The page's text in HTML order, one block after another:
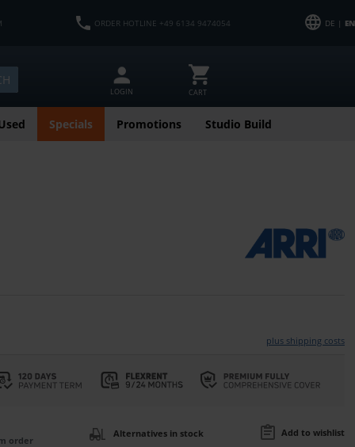
ORDER HOTLINE +49 6134 9474054 DE | EN
LOGIN CART
Specials Promotions Studio Build
plus shipping costs
order
Alternatives in stock Add to wishlist